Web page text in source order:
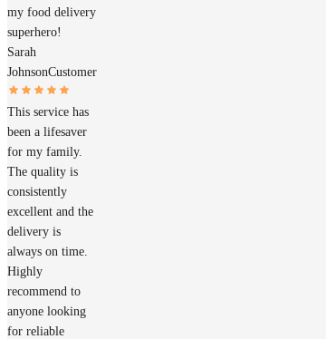
my food delivery
superhero!
Sarah
JohnsonCustomer
This service has
been a lifesaver
for my family.
The quality is
consistently
excellent and the
delivery is
always on time.
Highly
recommend to
anyone looking
for reliable